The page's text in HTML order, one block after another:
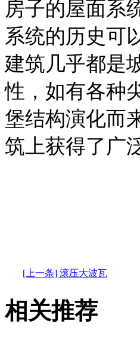
房子的屋面系
系统的历史可
建筑几乎都是
性，如有各种
堡结构演化而
筑上获得了广
[上一条] 滚压大波瓦
相关推荐